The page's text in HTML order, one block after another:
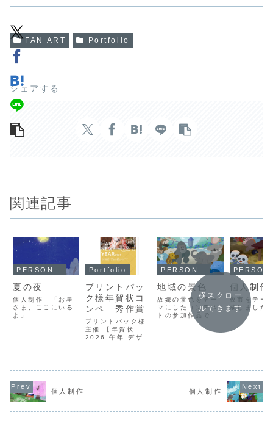
FAN ART Portfolio
シェアする
関連記事
夏の夜
個人制作 「お星
さま、ここにいる
よ」
Portfolio
プリントパッ
ク様年賀状コ
ンペ 秀作賞
プリントパック様
主催 【年賀状
2026 午年 デザイ
地域の景色
故郷の景色をテー
マにしたコンテス
トの参加作品で
す。名古屋市にあ
る東山動植物園を
個人制作
夜市をテー
成しました
横スクロー
ルできます
個人制作 個人制作